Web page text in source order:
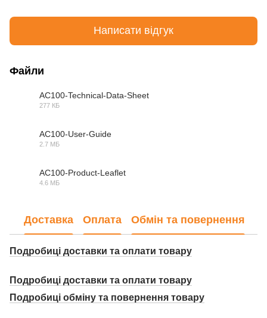
Написати відгук
Файли
AC100-Technical-Data-Sheet
277 КБ
AC100-User-Guide
2.7 МБ
AC100-Product-Leaflet
4.6 МБ
Доставка Оплата Обмін та повернення
Подробиці доставки та оплати товару
Подробиці доставки та оплати товару
Подробиці обміну та повернення товару